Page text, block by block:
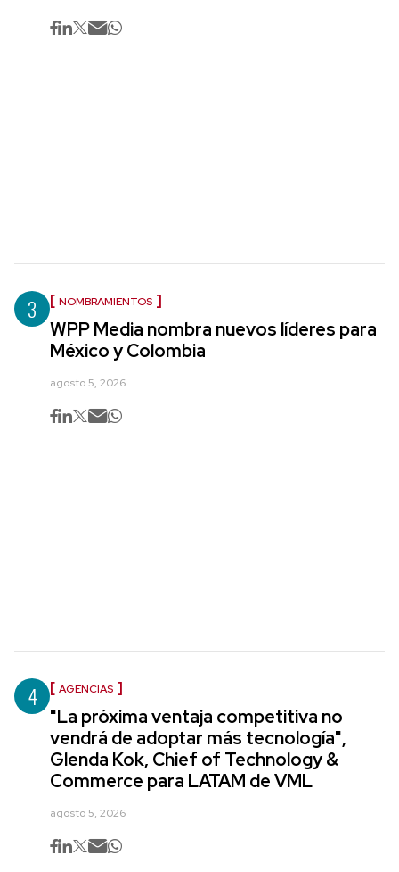
3 NOMBRAMIENTOS
WPP Media nombra nuevos líderes para
México y Colombia
agosto 5, 2026
4 AGENCIAS
"La próxima ventaja competitiva no
vendrá de adoptar más tecnología",
Glenda Kok, Chief of Technology &
Commerce para LATAM de VML
agosto 5, 2026